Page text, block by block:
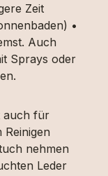
Zeit
•
Auch
Sprays oder
auch für
nehmen
Leder